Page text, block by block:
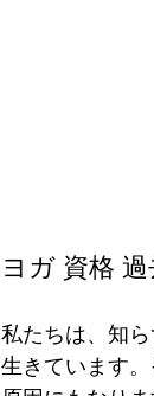
ヨガ 資格
私たちは、知
生きています